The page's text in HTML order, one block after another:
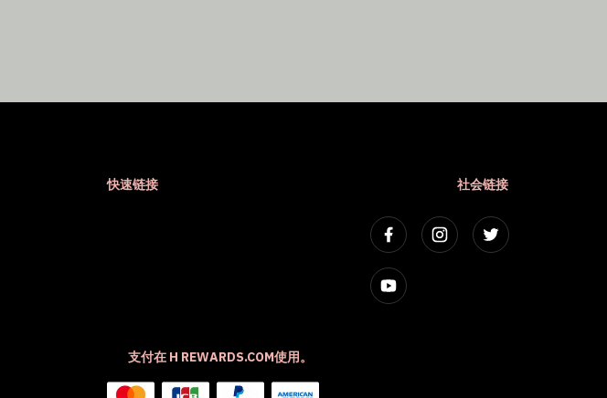
快速链接 社会链接
支付在 H REWARDS.COM使用。